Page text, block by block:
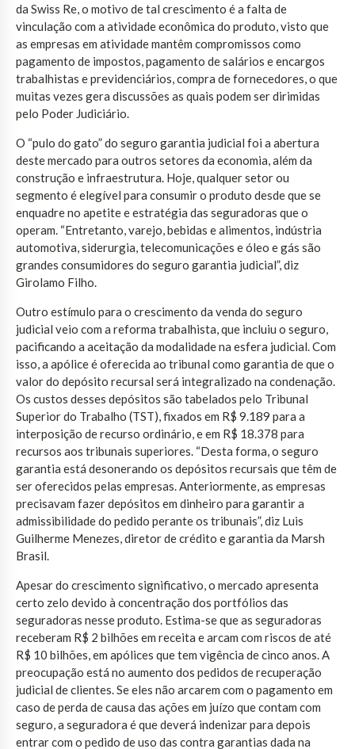
da Swiss Re, o motivo de tal crescimento é a falta de
vinculação com a atividade econômica do produto, visto que
as empresas em atividade mantêm compromissos como
pagamento de impostos, pagamento de salários e encargos
trabalhistas e previdenciários, compra de fornecedores, o que
muitas vezes gera discussões as quais podem ser dirimidas
pelo Poder Judiciário.
O “pulo do gato” do seguro garantia judicial foi a abertura
deste mercado para outros setores da economia, além da
construção e infraestrutura. Hoje, qualquer setor ou
segmento é elegível para consumir o produto desde que se
enquadre no apetite e estratégia das seguradoras que o
operam. “Entretanto, varejo, bebidas e alimentos, indústria
automotiva, siderurgia, telecomunicações e óleo e gás são
grandes consumidores do seguro garantia judicial”, diz
Girolamo Filho.
Outro estímulo para o crescimento da venda do seguro
judicial veio com a reforma trabalhista, que incluiu o seguro,
pacificando a aceitação da modalidade na esfera judicial. Com
isso, a apólice é oferecida ao tribunal como garantia de que o
valor do depósito recursal será integralizado na condenação.
Os custos desses depósitos são tabelados pelo Tribunal
Superior do Trabalho (TST), fixados em R$ 9.189 para a
interposição de recurso ordinário, e em R$ 18.378 para
recursos aos tribunais superiores. “Desta forma, o seguro
garantia está desonerando os depósitos recursais que têm de
ser oferecidos pelas empresas. Anteriormente, as empresas
precisavam fazer depósitos em dinheiro para garantir a
admissibilidade do pedido perante os tribunais”, diz Luis
Guilherme Menezes, diretor de crédito e garantia da Marsh
Brasil.
Apesar do crescimento significativo, o mercado apresenta
certo zelo devido à concentração dos portfólios das
seguradoras nesse produto. Estima-se que as seguradoras
receberam R$ 2 bilhões em receita e arcam com riscos de até
R$ 10 bilhões, em apólices que tem vigência de cinco anos. A
preocupação está no aumento dos pedidos de recuperação
judicial de clientes. Se eles não arcarem com o pagamento em
caso de perda de causa das ações em juízo que contam com
seguro, a seguradora é que deverá indenizar para depois
entrar com o pedido de uso das contra garantias dada na